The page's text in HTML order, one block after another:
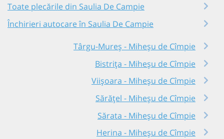
Toate plecările din Saulia De Campie
Închirieri autocare în Saulia De Campie
Târgu-Mureș - Miheșu de Cîmpie
Bistrița - Miheșu de Cîmpie
Viișoara - Miheșu de Cîmpie
Sărățel - Miheșu de Cîmpie
Sărata - Miheșu de Cîmpie
Herina - Miheșu de Cîmpie